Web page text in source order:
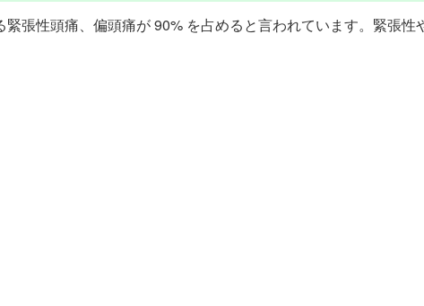
張性頭痛、偏頭痛が 90% を占めると言われています。緊張